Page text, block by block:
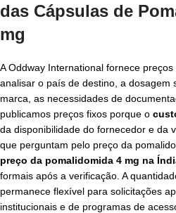
das Cápsulas de
mg
A Oddway International fornece
analisar o país de destino, a dosagem
marca, as necessidades de
publicamos preços fixos porque o
da disponibilidade do fornecedor e da
que perguntam pelo preço da
preço da pomalidomida 4 mg na
formais após a verificação. A
permanece flexível para solicitações
institucionais e de programas de